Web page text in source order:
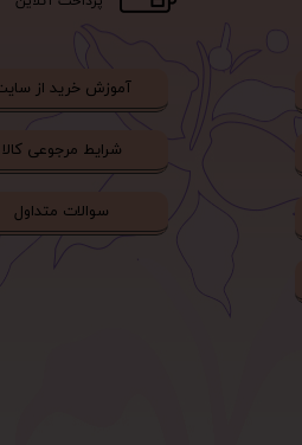
آموزش خرید از
شرایط مرجوعی کالا
سوالات متداول